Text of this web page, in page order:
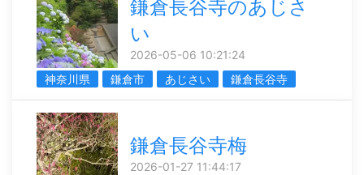
鎌倉長谷寺のあじさ
い
2026-05-06 10:21:24
神奈川県
鎌倉市 あじさい 鎌倉長谷寺
鎌倉長谷寺梅
2026-01-27 11:44:17